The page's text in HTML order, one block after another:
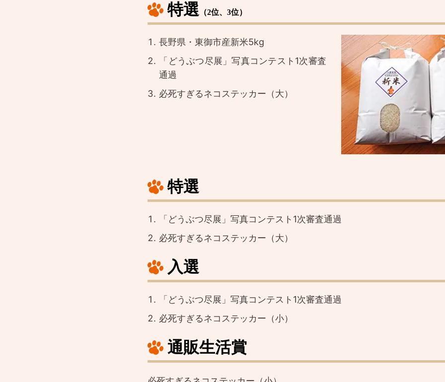
特選 （2位、3位）
長野県・東御市産新米5kg
「どうぶつ尽展」写真コンテスト1次審査
通過
必死すぎるネコステッカー（大）
特選
「どうぶつ尽展」写真コンテスト1次審査通過
必死すぎるネコステッカー（大）
入選
「どうぶつ尽展」写真コンテスト1次審査通過
必死すぎるネコステッカー（小）
通販生活賞